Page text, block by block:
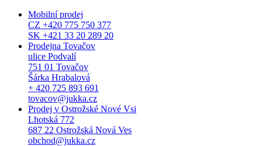
Mobilní prodej
CZ +420 775 750 377
SK +421 33 20 289 20
Prodejna Tovačov
ulice Podvalí
751 01 Tovačov
Šárka Hrabalová
+ 420 725 893 691
tovacov@jukka.cz
Prodej v Ostrožské Nové Vsi
Lhotská 772
687 22 Ostrožská Nová Ves
obchod@jukka.cz